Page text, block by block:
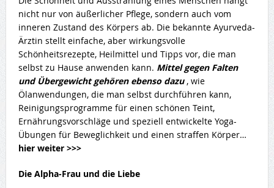
nicht nur von äußerlicher Pflege, sondern auch vom
inneren Zustand des Körpers ab. Die bekannte Ayurveda-
Ärztin stellt einfache, aber wirkungsvolle
Schönheitsrezepte, Heilmittel und Tipps vor, die man
selbst zu Hause anwenden kann. Mittel gegen Falten
und Übergewicht gehören ebenso dazu , wie
Ölanwendungen, die man selbst durchführen kann,
Reinigungsprogramme für einen schönen Teint,
Ernährungsvorschläge und speziell entwickelte Yoga-
Übungen für Beweglichkeit und einen straffen Körper…
hier weiter >>>
Die Alpha-Frau und die Liebe